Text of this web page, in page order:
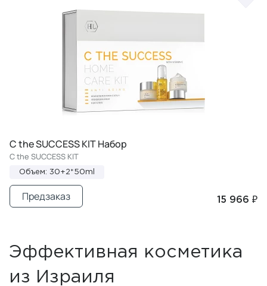
C the SUCCESS KIT Набор
C the SUCCESS KIT
Объем: 30+2*50ml
15 966 ₽
Предзаказ
Эффективная косметика
из Израиля